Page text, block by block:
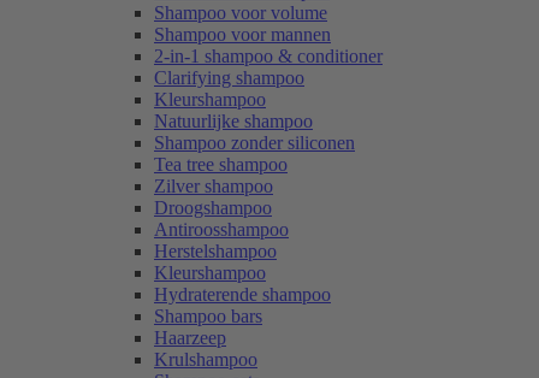
Shampoo voor volume
Shampoo voor mannen
2-in-1 shampoo & conditioner
Clarifying shampoo
Kleurshampoo
Natuurlijke shampoo
Shampoo zonder siliconen
Tea tree shampoo
Zilver shampoo
Droogshampoo
Antiroosshampoo
Herstelshampoo
Kleurshampoo
Hydraterende shampoo
Shampoo bars
Haarzeep
Krulshampoo